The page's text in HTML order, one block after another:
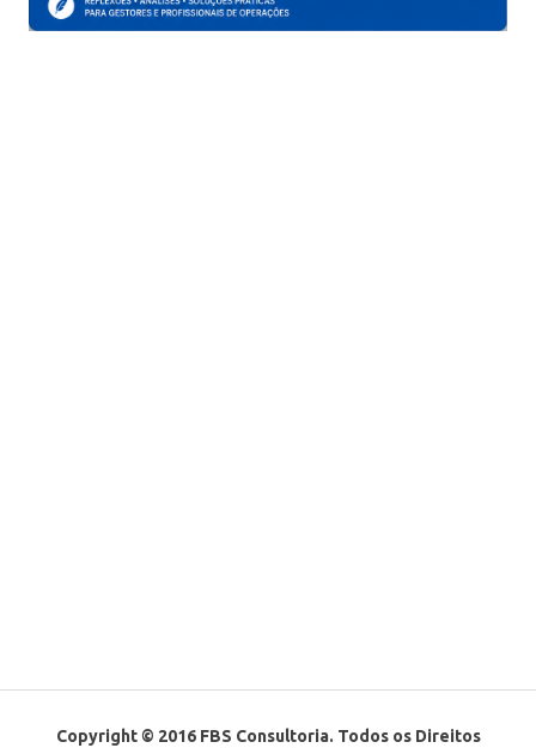
Copyright © 2016 FBS Consultoria. Todos os Direitos